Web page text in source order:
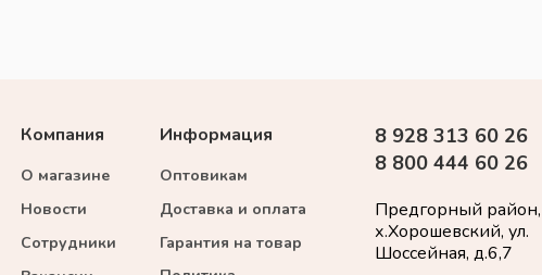
Компания
О магазине
Новости
Сотрудники
Информация
Оптовикам
Доставка и оплата
Гарантия на товар
8 928 313 60 26
8 800 444 60 26
Предгорный район,
х.Хорошевский, ул.
Шоссейная, д.6,7